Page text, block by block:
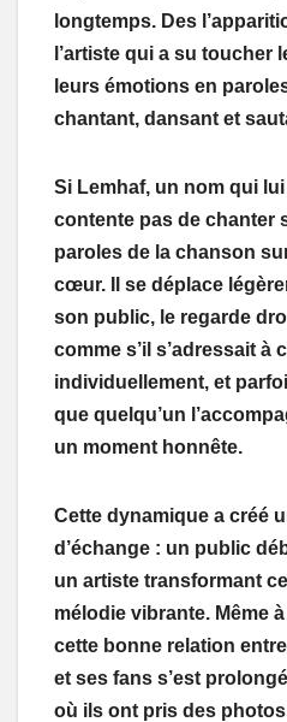
longtemps. Des
l’artiste qui a su
leurs émotions en
chantant, dansant et
Si Lemhaf, un nom qui
contente pas de chanter
paroles de la chanson
cœur. Il se déplace
son public, le regarde
comme s’il s’adressait à
individuellement, et
que quelqu’un
un moment honnête.
Cette dynamique a créé
d’échange : un public
un artiste transformant
mélodie vibrante. Même
cette bonne relation
et ses fans s’est
où ils ont pris des